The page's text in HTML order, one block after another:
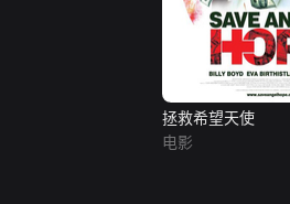
拯救希望天使
电影